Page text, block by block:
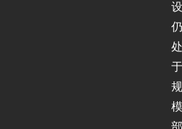
设
仍
处
于
规
模
部